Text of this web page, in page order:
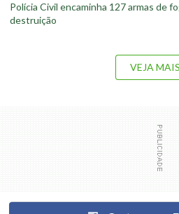
Polícia Civil encaminha 127 armas de
destruição
VEJA MAIS